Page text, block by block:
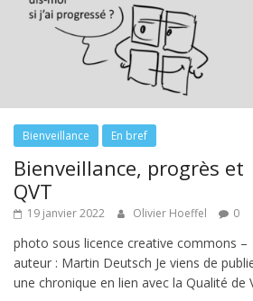
Bienveillance En bref
Bienveillance, progrès et
QVT
19 janvier 2022 Olivier Hoeffel 0
photo sous licence creative commons –
auteur : Martin Deutsch Je viens de
une chronique en lien avec la Qualité de